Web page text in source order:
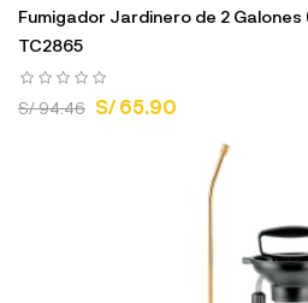
Fumigador Jardinero de 2
TC2865
S/ 94.46 S/ 65.90